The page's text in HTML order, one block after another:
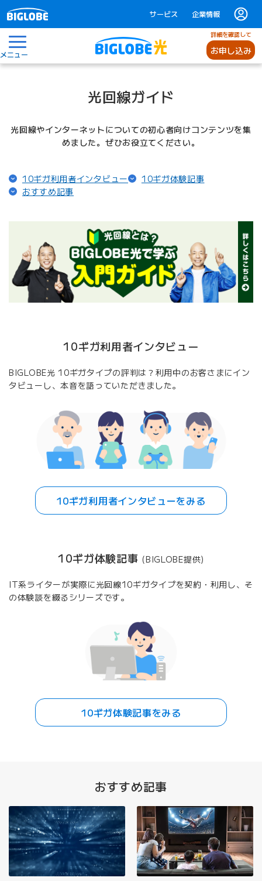
サービス 企業情報
メニュー
詳細を確認して
お申し込み
光回線ガイド
光回線やインターネットについての初心者向けコンテンツを集
めました。ぜひお役立てください。
10ギガ利用者インタビュー（ページ内リンク）
10ギガ体験記事（ページ内リ
おすすめ記事
10ギガ利用者インタビュー
BIGLOBE光 10ギガタイプの評判は？利用中のお客さまにイン
タビューし、本音を語っていただきました。
10ギガ利用者インタビューをみる
10ギガ体験記事 (BIGLOBE提供)
IT系ライターが実際に光回線10ギガタイプを契約・利用し、そ
の体験談を綴るシリーズです。
10ギガ体験記事をみる
おすすめ記事